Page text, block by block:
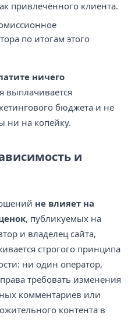
привлечённого клиента.
по итогам этого
ничего
выплачивается
бюджета и не
ни на копейку.
и
не влияет на
, публикуемых на
и владелец сайта,
строгого принципа
ни один оператор,
требовать изменения
комментариев или
контента в